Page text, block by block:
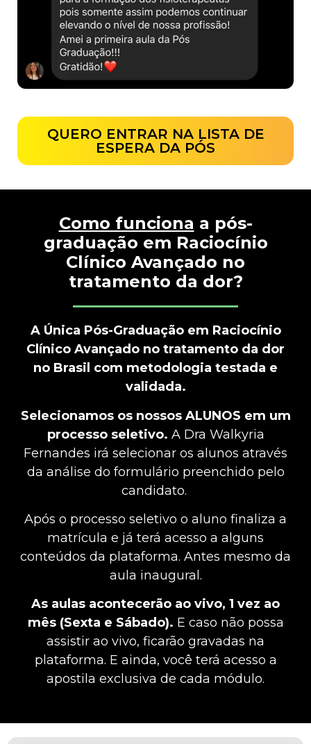
QUERO ENTRAR NA LISTA DE
ESPERA DA PÓS
Como funciona a pós-
graduação em Raciocínio
Clínico Avançado no
tratamento da dor?
A Única Pós-Graduação em Raciocínio
Clínico Avançado no tratamento da dor
no Brasil com metodologia testada e
validada.
Selecionamos os nossos ALUNOS em um
processo seletivo. A Dra Walkyria
Fernandes irá selecionar os alunos através
da análise do formulário preenchido pelo
candidato.
Após o processo seletivo o aluno finaliza a
matrícula e já terá acesso a alguns
conteúdos da plataforma. Antes mesmo da
aula inaugural.
As aulas acontecerão ao vivo, 1 vez ao
mês (Sexta e Sábado). E caso não possa
assistir ao vivo, ficarão gravadas na
plataforma. E ainda, você terá acesso a
apostila exclusiva de cada módulo.